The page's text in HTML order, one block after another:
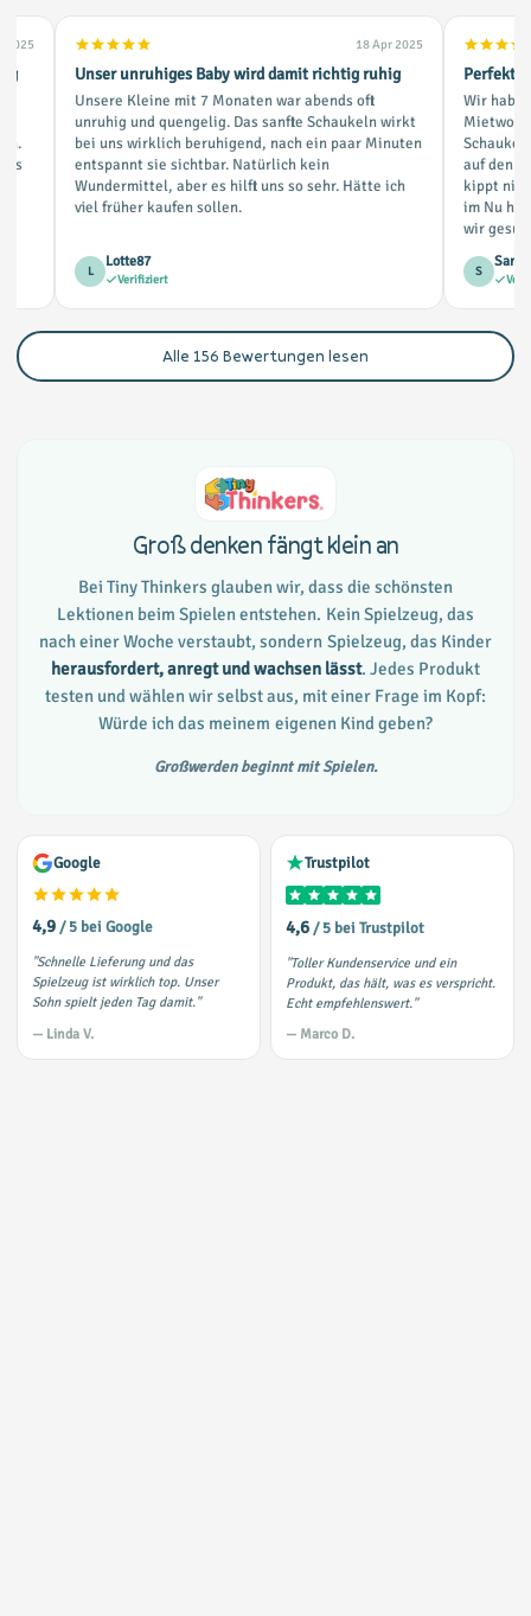
2025
es
18 Apr 2025
Unser unruhiges Baby wird damit richtig ruhig
Unsere Kleine mit 7 Monaten war abends oft
unruhig und quengelig. Das sanfte Schaukeln wirkt
bei uns wirklich beruhigend, nach ein paar Minuten
entspannt sie sichtbar. Natürlich kein
Wundermittel, aber es hilft uns so sehr. Hätte ich
viel früher kaufen sollen.
L
Lotte87
Verifiziert
Perfekt
Wir
Schaukel
auf den
kippt
im Nu
wir
S
Alle 156 Bewertungen lesen
Groß denken fängt klein an
Bei Tiny Thinkers glauben wir, dass die schönsten
Lektionen beim Spielen entstehen. Kein Spielzeug, das
nach einer Woche verstaubt, sondern Spielzeug, das Kinder
herausfordert, anregt und wachsen lässt. Jedes Produkt
testen und wählen wir selbst aus, mit einer Frage im Kopf:
Würde ich das meinem eigenen Kind geben?
Großwerden beginnt mit Spielen.
Google
4,9/ 5 bei Google
"Schnelle Lieferung und das
Spielzeug ist wirklich top. Unser
Sohn spielt jeden Tag damit."
— Linda V.
Trustpilot
4,6/ 5 bei Trustpilot
"Toller Kundenservice und ein
Produkt, das hält, was es verspricht.
Echt empfehlenswert."
— Marco D.